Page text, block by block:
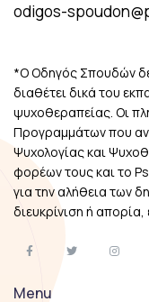
odigos-
*Ο Οδηγός Σπουδών
διαθέτει δικά του
ψυχοθεραπείας. Οι
Προγραμμάτων που
Ψυχολογίας και
φορέων τους και το
για την αλήθεια των
διευκρίνιση ή
Menu